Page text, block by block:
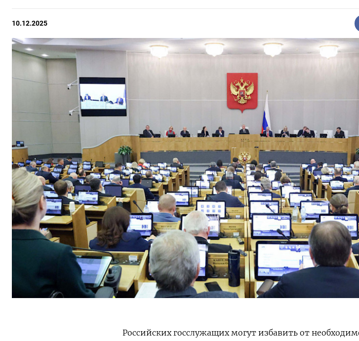
10.12.2025
Российских госслужащих могут избавить от